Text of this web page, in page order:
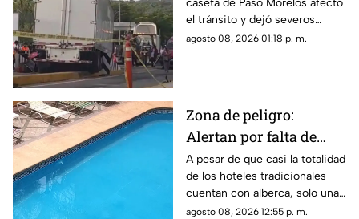
caseta de Paso Morelos afectó
el tránsito y dejó severos
daños; este fue el saldo.
agosto 08, 2026 01:18 p. m.
Zona de peligro:
Alertan por falta de
medidas de seguridad
en albercas de hoteles
tradicionales
A pesar de que casi la totalidad
de los hoteles tradicionales
cuentan con alberca, solo una
mínima parte dispone de
agosto 08, 2026 12:55 p. m.